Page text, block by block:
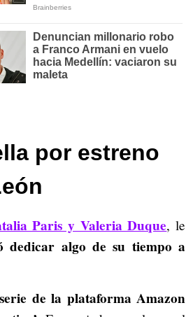
por estreno
Paris y Valeria Duque, le
dedicar algo de su tiempo a
de la plataforma Amazon